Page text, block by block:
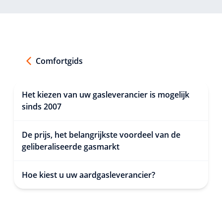
Comfortgids
Het kiezen van uw gasleverancier is mogelijk
sinds 2007
De prijs, het belangrijkste voordeel van de
geliberaliseerde gasmarkt
Hoe kiest u uw aardgasleverancier?